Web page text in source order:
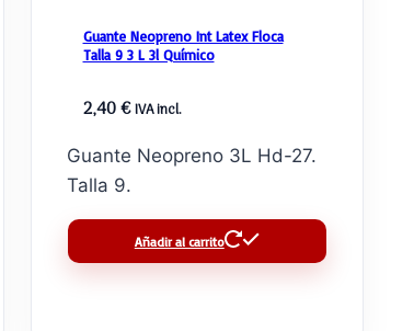
Guante Neopreno Int Latex Floca
Talla 9 3 L 3l Químico
2,40€ IVA incl.
Guante Neopreno 3L Hd-27.
Talla 9.
Añadir al carrito